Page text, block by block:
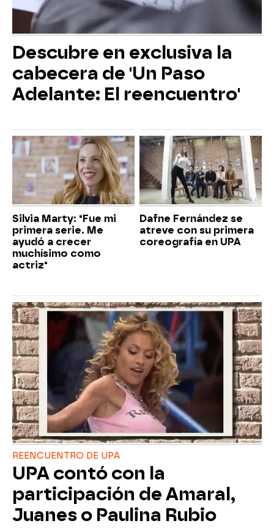
Descubre en exclusiva la
cabecera de 'Un Paso
Adelante: El reencuentro'
Silvia Marty: "Fue mi
primera serie. Me
ayudó a crecer
muchísimo como
actriz"
Dafne Fernández se
atreve con su primera
coreografía en UPA
REENCUENTRO DE UPA
UPA contó con la
participación de Amaral,
Juanes o Paulina Rubio